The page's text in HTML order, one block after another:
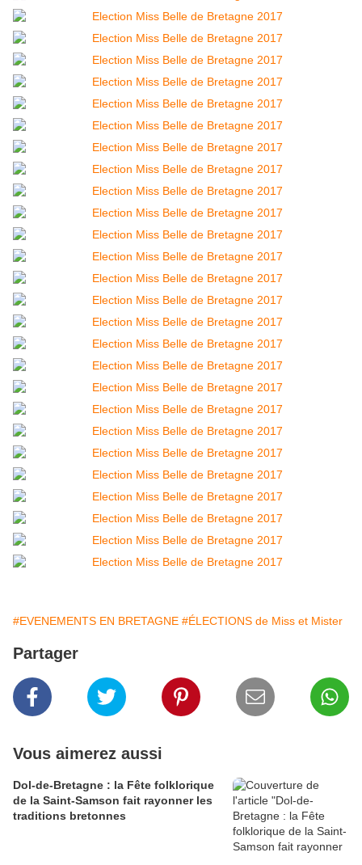
#EVENEMENTS EN BRETAGNE #ÉLECTIONS de Miss et Mister
Partager
Vous aimerez aussi
Dol-de-Bretagne : la Fête folklorique
de la Saint-Samson fait rayonner les
traditions bretonnes